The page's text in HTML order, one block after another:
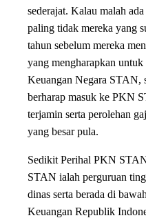
sederajat. Kalau malah
paling tidak mereka yang
tahun sebelum mereka
yang mengharapkan
Keuangan Negara STAN,
berharap masuk ke PKN
terjamin serta perolehan
yang besar pula.
Sedikit Perihal PKN
STAN ialah perguruan
dinas serta berada di
Keuangan Republik